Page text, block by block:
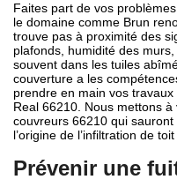
Faites part de vos
le domaine comme Brun
trouve pas à proximité des
plafonds, humidité des
souvent dans les tuiles
couverture a les
prendre en main vos travaux
Real 66210. Nous mettons
couvreurs 66210 qui
l’origine de l’infiltration de
Prévenir une